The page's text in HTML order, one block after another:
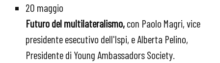
20 maggio
Futuro del multilateralismo,con Paolo Magri, vice
presidente esecutivo dell'Ispi, e Alberta Pelino,
Presidente di Young Ambassadors Society.